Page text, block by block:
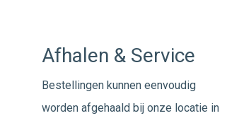
Afhalen & Service
Bestellingen kunnen eenvoudig
worden afgehaald bij onze locatie in